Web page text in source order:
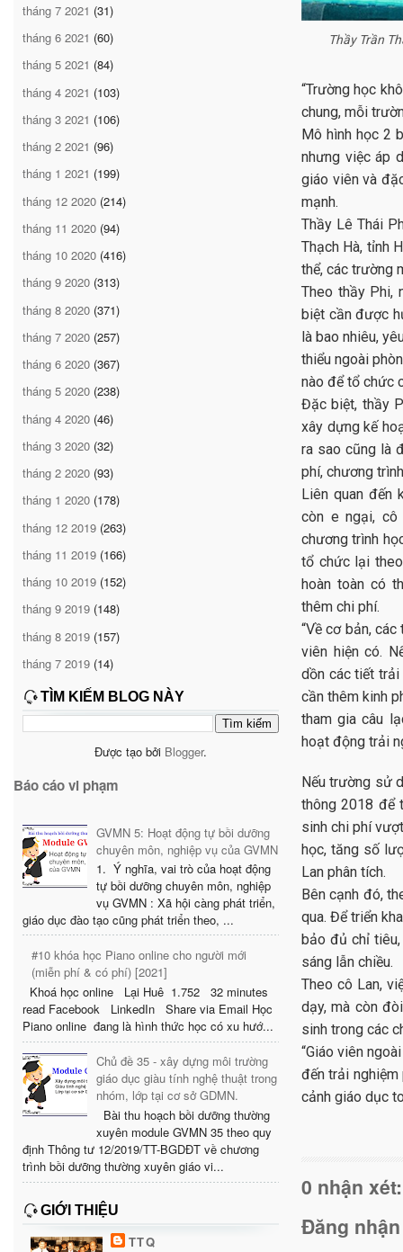
tháng 7 2021 (31)
tháng 6 2021 (60)
tháng 5 2021 (84)
tháng 4 2021 (103)
tháng 3 2021 (106)
tháng 2 2021 (96)
tháng 1 2021 (199)
tháng 12 2020 (214)
tháng 11 2020 (94)
tháng 10 2020 (416)
tháng 9 2020 (313)
tháng 8 2020 (371)
tháng 7 2020 (257)
tháng 6 2020 (367)
tháng 5 2020 (238)
tháng 4 2020 (46)
tháng 3 2020 (32)
tháng 2 2020 (93)
tháng 1 2020 (178)
tháng 12 2019 (263)
tháng 11 2019 (166)
tháng 10 2019 (152)
tháng 9 2019 (148)
tháng 8 2019 (157)
tháng 7 2019 (14)
TÌM KIẾM BLOG NÀY
Được tạo bởi Blogger.
Báo cáo vi phạm
GVMN 5: Hoạt động tự bồi dưỡng
chuyên môn, nghiệp vụ của GVMN
1. Ý nghĩa, vai trò của hoạt động
tự bồi dưỡng chuyên môn, nghiệp
vụ GVMN : Xã hội càng phát triển,
giáo dục đào tạo cũng phát triển theo, ...
#10 khóa học Piano online cho người mới
(miễn phí & có phí) [2021]
Khoá học online Lại Huê 1.752 32 minutes
read Facebook LinkedIn Share via Email Học
Piano online đang là hình thức học có xu hướ...
Chủ đề 35 - xây dựng môi trường
giáo dục giàu tính nghệ thuật trong
nhóm, lớp tại cơ sở GDMN.
Bài thu hoạch bồi dưỡng thường
xuyên module GVMN 35 theo quy
định Thông tư 12/2019/TT-BGDĐT về chương
trình bồi dưỡng thường xuyên giáo vi...
GIỚI THIỆU
TTQ
Thầy Trần
“Trường học
chung, mỗi
Mô hình học 2
nhưng việc áp
giáo viên và
mạnh.
Thầy Lê Thái
Thạch Hà, tỉnh
thể, các trường
Theo thầy Phi,
biệt cần được
là bao nhiêu,
thiểu ngoài
nào để tổ chức
Đặc biệt, thầy
xây dựng kế
ra sao cũng là
phí, chương
Liên quan đến
còn e ngại, cô
chương trình
tổ chức lại
hoàn toàn có
thêm chi phí.
“Về cơ bản,
viên hiện có.
dồn các tiết trải
cần thêm kinh
tham gia câu
hoạt động trải
Nếu trường sử
thông 2018 để
sinh chi phí
học, tăng số
Lan phân tích.
Bên cạnh đó,
qua. Để triển
bảo đủ chỉ
sáng lẫn chiều.
Theo cô Lan,
dạy, mà còn
sinh trong các
“Giáo viên
đến trải nghiệm
cảnh giáo dục
0 nhận xét:
Đăng